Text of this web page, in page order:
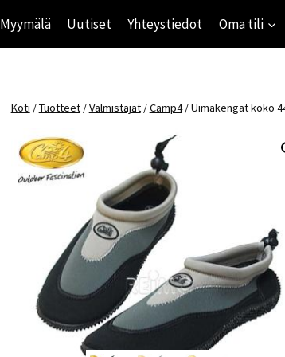
Myymälä Uutiset Yhteystiedot Oma tili
Koti /Tuotteet /Valmistajat /Camp4 /Uimakengät koko